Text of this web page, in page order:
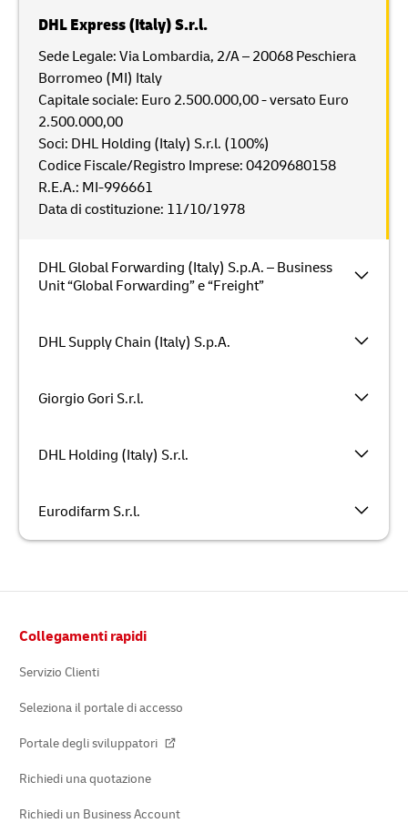
DHL Global Forwarding (Italy) S.p.A. – Business
Unit “Global Forwarding” e “Freight”
DHL Supply Chain (Italy) S.p.A.
Giorgio Gori S.r.l.
DHL Holding (Italy) S.r.l.
Eurodifarm S.r.l.
DHL Express (Italy) S.r.l.
Sede Legale: Via Lombardia, 2/A – 20068 Peschiera
Borromeo (MI) Italy
Capitale sociale: Euro 2.500.000,00 - versato Euro
2.500.000,00
Soci: DHL Holding (Italy) S.r.l. (100%)
Codice Fiscale/Registro Imprese: 04209680158
R.E.A.: MI-996661
Data di costituzione: 11/10/1978
di
Collegamenti rapidi
Servizio Clienti
Seleziona il portale di accesso
Portale degli sviluppatori
Richiedi una quotazione
Richiedi un Business Account